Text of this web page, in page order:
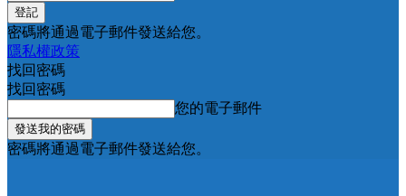
密碼將通過電子郵件發送給您。
隱私權政策
找回密碼
找回密碼
您的電子郵件
密碼將通過電子郵件發送給您。